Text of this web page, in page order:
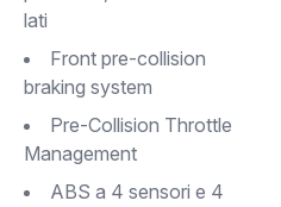
lati
Front pre-collision
braking system
Pre-Collision Throttle
Management
ABS a 4 sensori e 4